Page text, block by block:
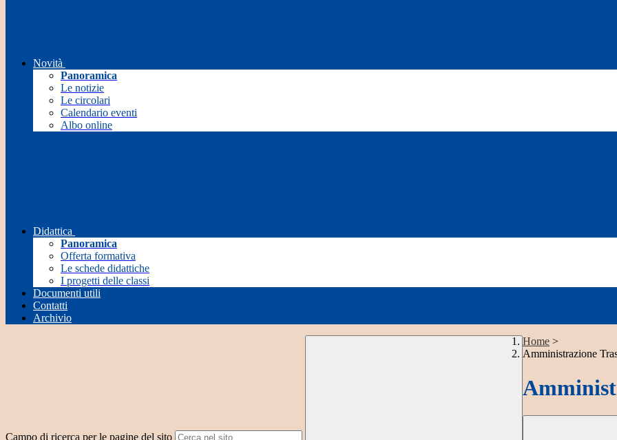
Novità
Panoramica
Le notizie
Le circolari
Calendario eventi
Albo online
Didattica
Panoramica
Offerta formativa
Le schede didattiche
I progetti delle classi
Documenti utili
Contatti
Archivio
Campo di ricerca per le pagine del sito
Home >
Amministrazione